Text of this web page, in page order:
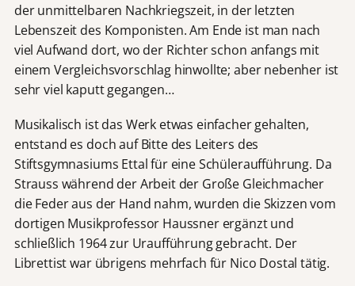
der unmittelbaren Nachkriegszeit, in der letzten
Lebenszeit des Komponisten. Am Ende ist man nach
viel Aufwand dort, wo der Richter schon anfangs mit
einem Vergleichsvorschlag hinwollte; aber nebenher ist
sehr viel kaputt gegangen…
Musikalisch ist das Werk etwas einfacher gehalten,
entstand es doch auf Bitte des Leiters des
Stiftsgymnasiums Ettal für eine Schüleraufführung. Da
Strauss während der Arbeit der Große Gleichmacher
die Feder aus der Hand nahm, wurden die Skizzen vom
dortigen Musikprofessor Haussner ergänzt und
schließlich 1964 zur Uraufführung gebracht. Der
Librettist war übrigens mehrfach für Nico Dostal tätig.